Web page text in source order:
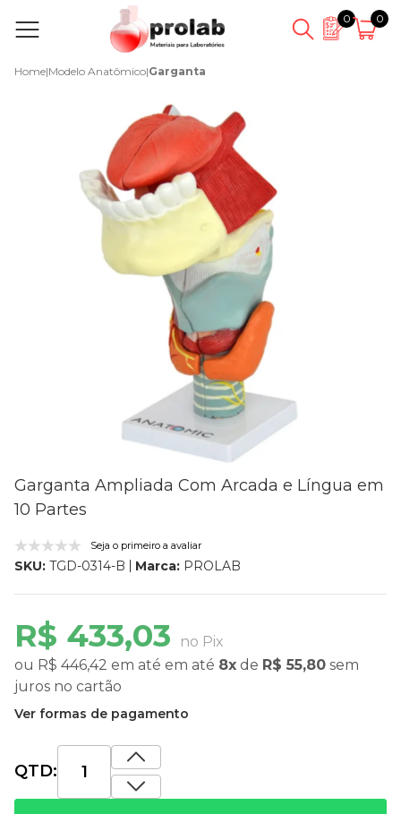
0 0
Home|Modelo Anatômico|Garganta
Garganta Ampliada Com Arcada e Língua em
10 Partes
Seja o primeiro a avaliar
SKU: TGD-0314-B Marca: PROLAB
R$ 433,03
no Pix
ou R$ 446,42 em até em até 8x de R$ 55,80 sem
juros no cartão
Ver formas de pagamento
QTD: